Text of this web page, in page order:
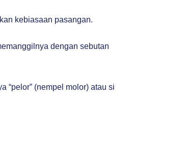
kebiasaan pasangan.
dengan sebutan
“pelor” (nempel molor) atau si